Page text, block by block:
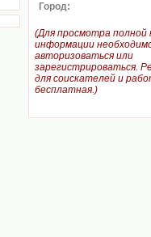
Город:
(Для просмотра
информации
авторизоваться или
зарегистрироваться.
для соискателей и
бесплатная.)